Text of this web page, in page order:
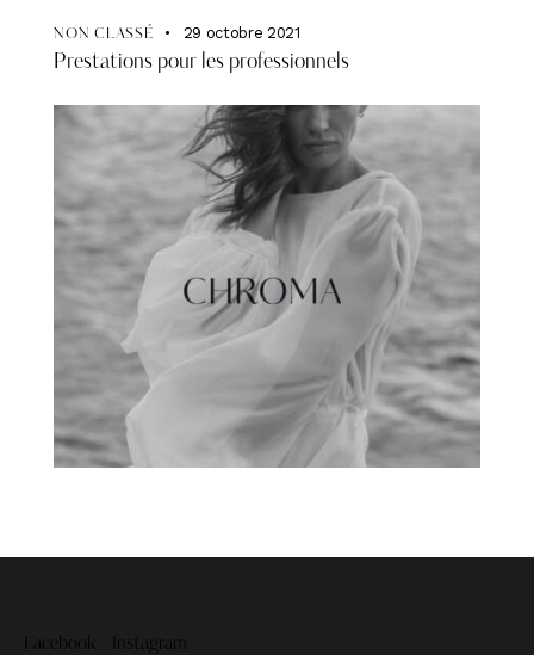
NON CLASSÉ 29 octobre 2021
Prestations pour les professionnels
Facebook Instagram